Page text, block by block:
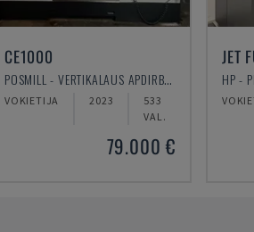
CE1000
POSMILL - VERTIKALAUS APDIRBIMO CENTRAS
VOKIETIJA 2023
533
VAL.
79.000 €
JET